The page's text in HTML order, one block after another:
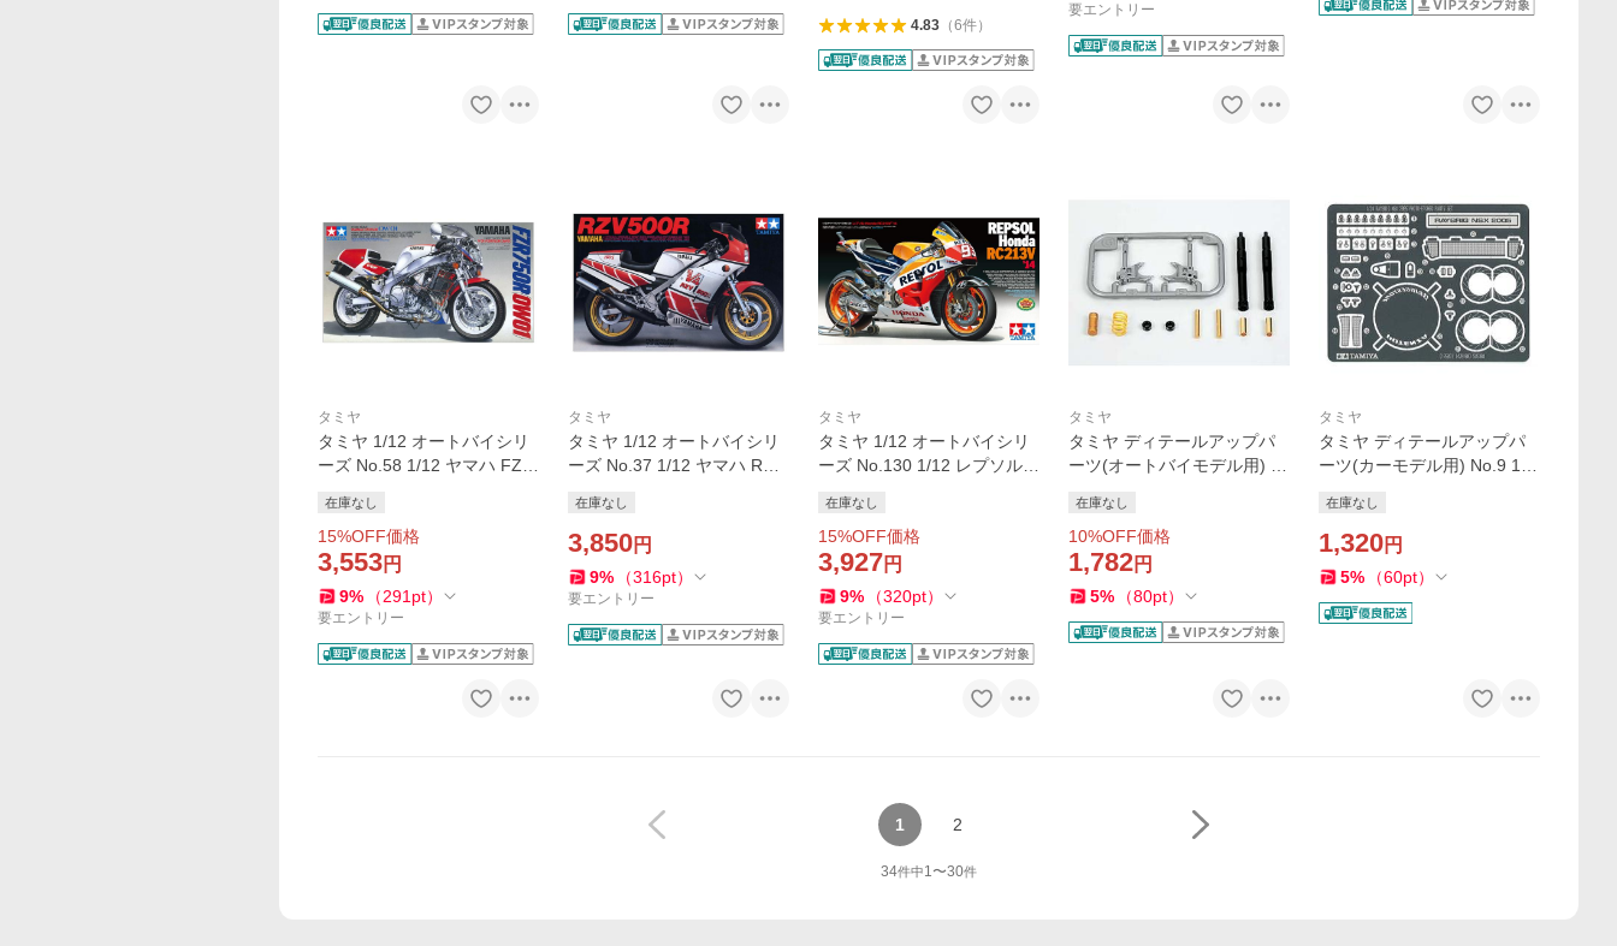
4.83（6件）
要エントリー
タミヤ
タミヤ 1/12 オートバイシリ
ーズ No.58 1/12 ヤマハ FZR
4058 爆買
在庫なし
15%OFF価格
3,553円
9% （291 pt）
要エントリー
タミヤ
タミヤ 1/12 オートバイシリ
ーズ No.37 1/12 ヤマハ RZV
ル 爆買
在庫なし
3,850円
9% （316pt）
要エントリー
タミヤ
タミヤ 1/12 オートバイシリ
ーズ No.130 1/12 レプソル H
ラモデル 模型 スケールモデ
ル 14130 爆買
在庫なし
15%OFF価格
3,927円
9% （320pt）
要エントリー
タミヤ
タミヤ ディテールアップパ
ーツ(オートバイモデル用) N
セディチ フロントフォーク
セット 12605 爆買
在庫なし
10%OFF価格
1,782円
5% （80pt）
タミヤ
タミヤ ディテールアップパ
ーツ(カーモデル用) No.9 1/2
ッチングパーツセット 12609
爆買
在庫なし
1,320円
5% （60pt）
1 2
34件中1〜30件